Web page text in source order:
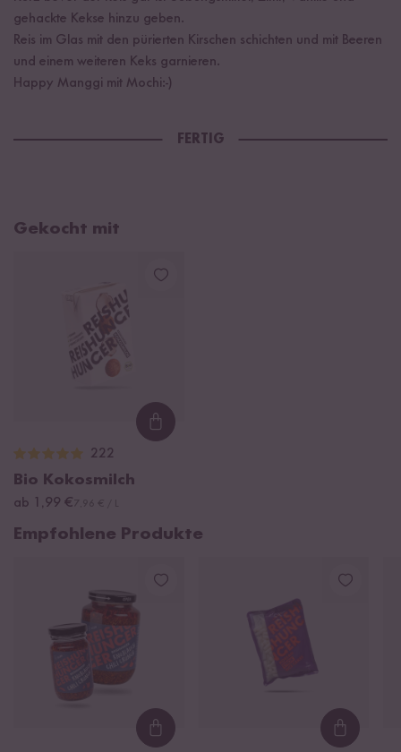
gehackte Kekse hinzu geben.
Reis im Glas mit den pürierten Kirschen schichten und mit Beeren
und einem weiteren Keks garnieren.
Happy Manggi mit Mochi:-)
FERTIG
Gekocht mit
Loading...
222
Bio Kokosmilch
ab 1,99 €
Empfohlene Produkte
Loading...